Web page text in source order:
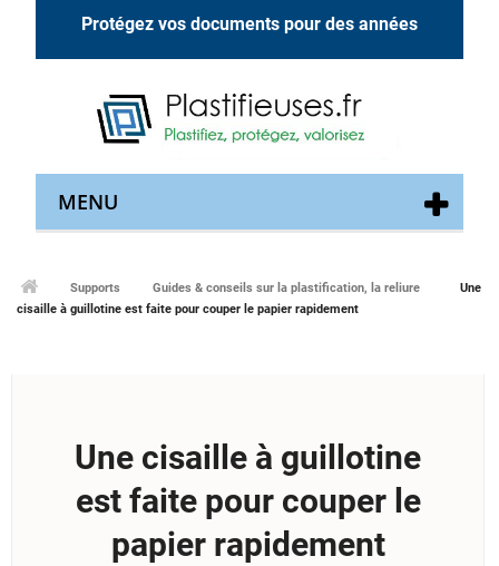
Protégez vos documents pour des années
MENU
Supports Guides & conseils sur la plastification, la reliure
Une
cisaille à guillotine est faite pour couper le papier rapidement
Une cisaille à guillotine
est faite pour couper le
papier rapidement